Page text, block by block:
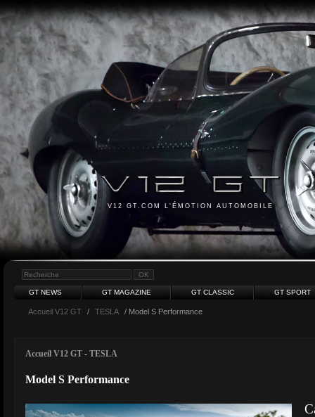
V12 GT.COM L'ÉMOTION AUTOMOBILE
GT NEWS GT MAGAZINE GT CLASSIC GT SPORT
Accueil V12 GT / TESLA / Model S Performance
Accueil V12 GT - TESLA
Model S Performance